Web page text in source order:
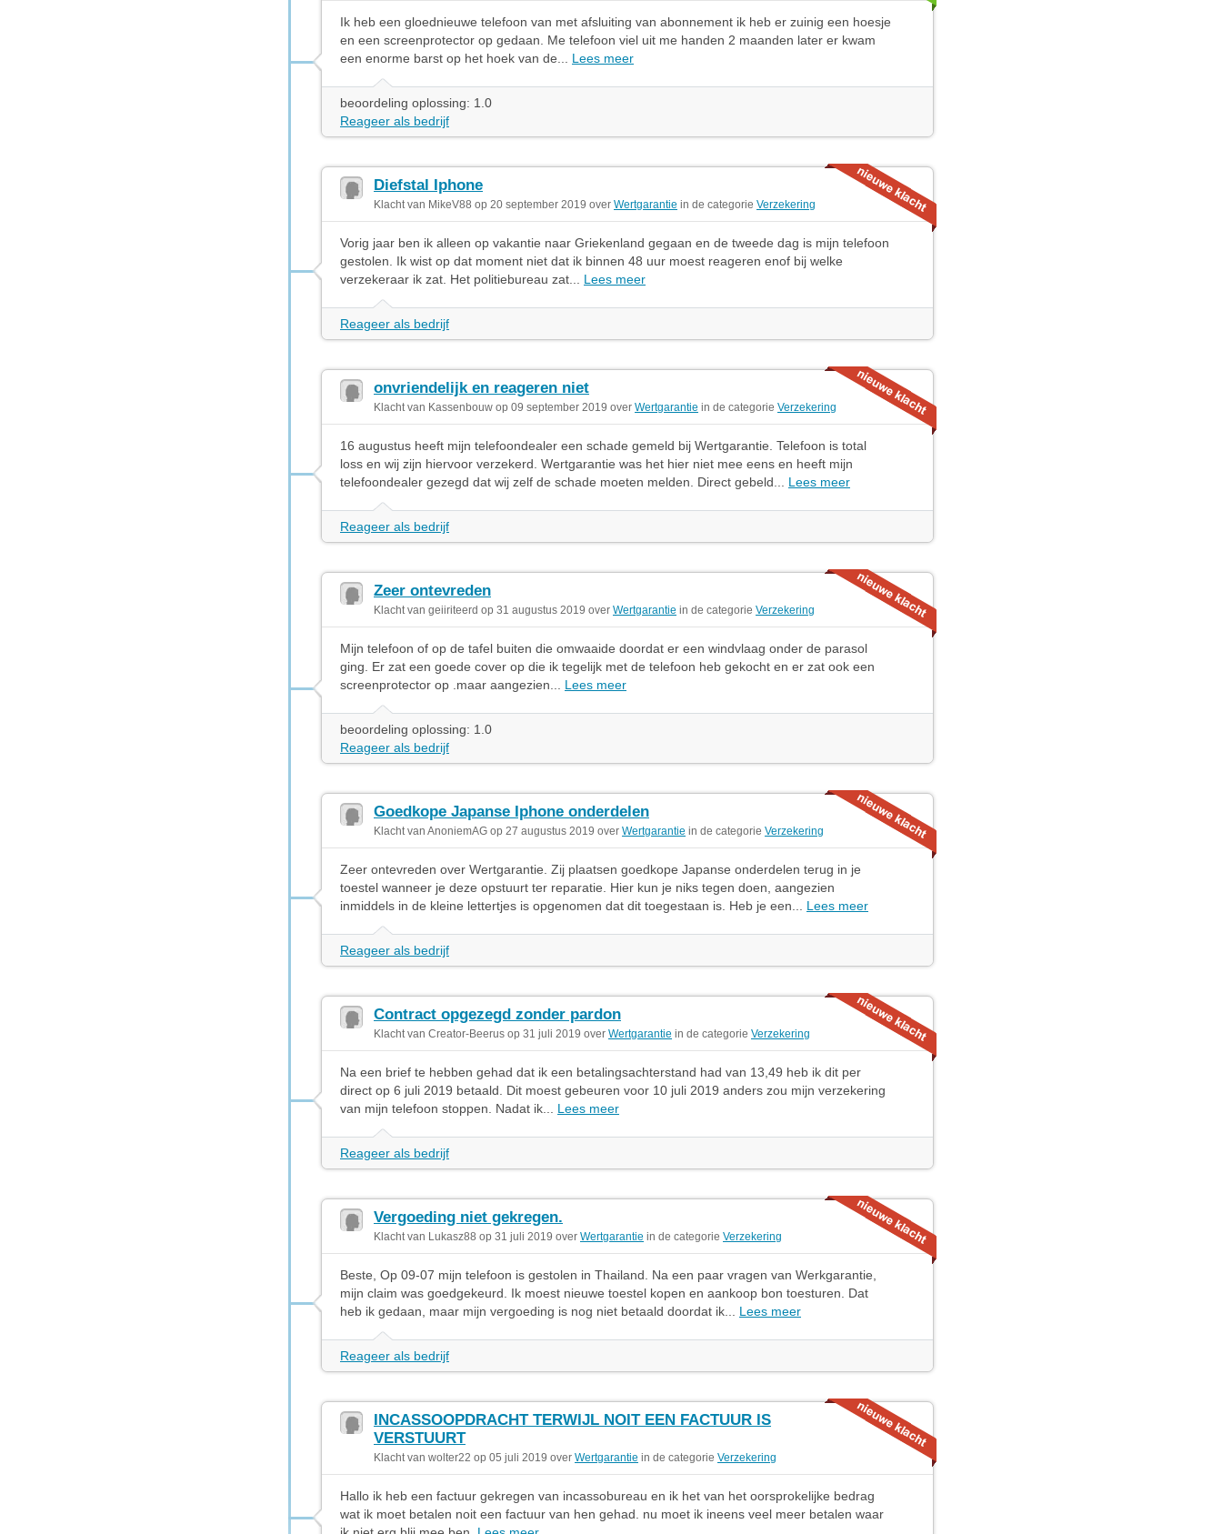
Ik heb een gloednieuwe telefoon van met afsluiting van abonnement ik heb er zuinig een hoesje
en een screenprotector op gedaan. Me telefoon viel uit me handen 2 maanden later er kwam
een enorme barst op het hoek van de... Lees meer
beoordeling oplossing: 1.0
Reageer als bedrijf
Diefstal Iphone
Klacht van MikeV88 op 20 september 2019 over Wertgarantie in de categorie Verzekering
Vorig jaar ben ik alleen op vakantie naar Griekenland gegaan en de tweede dag is mijn telefoon
gestolen. Ik wist op dat moment niet dat ik binnen 48 uur moest reageren enof bij welke
verzekeraar ik zat. Het politiebureau zat... Lees meer
Reageer als bedrijf
onvriendelijk en reageren niet
Klacht van Kassenbouw op 09 september 2019 over Wertgarantie in de categorie Verzekering
16 augustus heeft mijn telefoondealer een schade gemeld bij Wertgarantie. Telefoon is total
loss en wij zijn hiervoor verzekerd. Wertgarantie was het hier niet mee eens en heeft mijn
telefoondealer gezegd dat wij zelf de schade moeten melden. Direct gebeld... Lees meer
Reageer als bedrijf
Zeer ontevreden
Klacht van geiiriteerd op 31 augustus 2019 over Wertgarantie in de categorie Verzekering
Mijn telefoon of op de tafel buiten die omwaaide doordat er een windvlaag onder de parasol
ging. Er zat een goede cover op die ik tegelijk met de telefoon heb gekocht en er zat ook een
screenprotector op .maar aangezien... Lees meer
beoordeling oplossing: 1.0
Reageer als bedrijf
Goedkope Japanse Iphone onderdelen
Klacht van AnoniemAG op 27 augustus 2019 over Wertgarantie in de categorie Verzekering
Zeer ontevreden over Wertgarantie. Zij plaatsen goedkope Japanse onderdelen terug in je
toestel wanneer je deze opstuurt ter reparatie. Hier kun je niks tegen doen, aangezien
inmiddels in de kleine lettertjes is opgenomen dat dit toegestaan is. Heb je een... Lees meer
Reageer als bedrijf
Contract opgezegd zonder pardon
Klacht van Creator-Beerus op 31 juli 2019 over Wertgarantie in de categorie Verzekering
Na een brief te hebben gehad dat ik een betalingsachterstand had van 13,49 heb ik dit per
direct op 6 juli 2019 betaald. Dit moest gebeuren voor 10 juli 2019 anders zou mijn verzekering
van mijn telefoon stoppen. Nadat ik... Lees meer
Reageer als bedrijf
Vergoeding niet gekregen.
Klacht van Lukasz88 op 31 juli 2019 over Wertgarantie in de categorie Verzekering
Beste, Op 09-07 mijn telefoon is gestolen in Thailand. Na een paar vragen van Werkgarantie,
mijn claim was goedgekeurd. Ik moest nieuwe toestel kopen en aankoop bon toesturen. Dat
heb ik gedaan, maar mijn vergoeding is nog niet betaald doordat ik... Lees meer
Reageer als bedrijf
INCASSOOPDRACHT TERWIJL NOIT EEN FACTUUR IS
VERSTUURT
Klacht van wolter22 op 05 juli 2019 over Wertgarantie in de categorie Verzekering
Hallo ik heb een factuur gekregen van incassobureau en ik het van het oorsprokelijke bedrag
wat ik moet betalen noit een factuur van hen gehad. nu moet ik ineens veel meer betalen waar